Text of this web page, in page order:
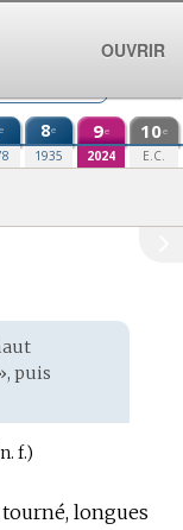
e 8e
1935
9e
2024
10e
E.C.
puis
f.)
tourné, longues
OUVRIR